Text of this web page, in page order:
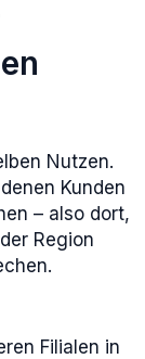
Nutzen.
Kunden
– also dort,
Region
Filialen in